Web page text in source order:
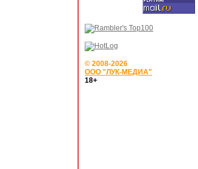
© 2008-2026
ООО "ЛУК-МЕДИА"
18+